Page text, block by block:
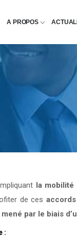
A PROPOS
la mobilité
de ces accords
par le biais
: